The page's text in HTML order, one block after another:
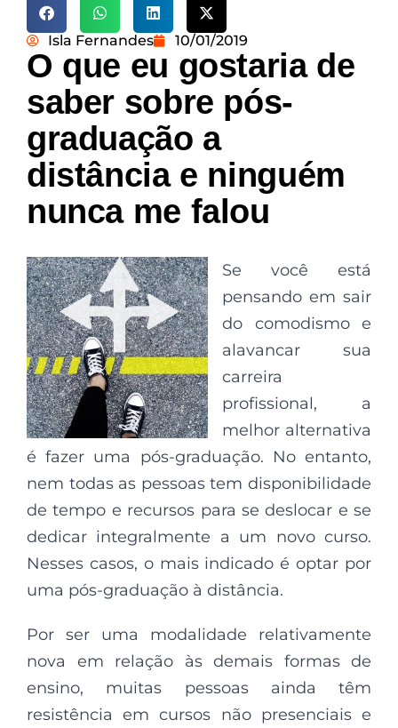
Isla Fernandes 10/01/2019
O que eu gostaria de
saber sobre pós-
graduação a
distância e ninguém
nunca me falou
Se você está
pensando em sair
do comodismo e
alavancar sua
carreira
profissional, a
melhor alternativa
é fazer uma pós-graduação. No entanto,
nem todas as pessoas tem disponibilidade
de tempo e recursos para se deslocar e se
dedicar integralmente a um novo curso.
Nesses casos, o mais indicado é optar por
uma pós-graduação à distância.
Por ser uma modalidade relativamente
nova em relação às demais formas de
ensino, muitas pessoas ainda têm
resistência em cursos não presenciais e